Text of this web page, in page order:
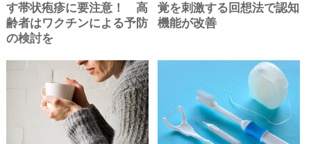
す帯状疱疹に要注意！ 高
齢者はワクチンによる予防
の検討を
覚を刺激する回想法で認知
機能が改善